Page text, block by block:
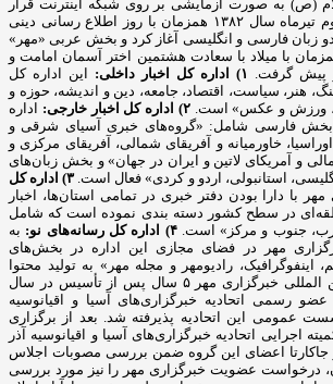
(ص) به صورت آزمایشی بر روی شبکه اینترنت قرار
گرفت. این خبرگزاری سوم تیرماه سال ۱۳۸۲ همزمان با روز اطلاع رسانی دینی
زبان فارسی و انگلیسی آغاز کرد و بخش عربی «مهر»
با میلاد با سعادت هشتمین اختر آسمان امامت و
پیش گرفت.
۱) اداره کل اخبار داخلی:
این اداره کل
هنر، سیاست، اقتصاد، جامعه، دین و اندیشه، حوزه و
ورزش و عکس» است.۲) اداره کل اخبار خارجی:
اداره
بخش فارسی شامل: «گروه‌های خبری آسیای شرقی و
خاورمیانه و آفریقای شمالی، آفریقای مرکزی و
و آمریکای لاتین و ایران در جهان» و بخش زبان‌های
استانبولی، اردو و کردی» فعال است. ۳) اداره کل
مهر با دارا بودن دفتر خبری در تمامی استان‌ها، اخبار
۵ گروه منطقه‌ای در سطح کشور دسته بندی نموده است که شامل
جنوب و مرکز» است.۴) اداره کل رسانه‌های نو:
به
مهر در فضای مجازی این اداره در بخش‌های
اینفوگرافیک، رادیومهر و مجله مهر» به تولید محتوا
می‌پردازد. فعالیت‌های بین المللی خبرگزاری مهر ۵ سال پس از تأسیس در سال
عضو رسمی اتحادیه خبرگزاری‌های آسیا و اقیانوسیه
عمومی این اتحادیه پذیرفته شد. بعد از برگزاری
اجرایی اتحادیه خبرگزاری‌های آسیا و اقیانوسیه آذر
۱۳۸۶ (۲۰۰۷) در جاکارتا اعضای این گروه ضمن بررسی مصوبات اجلاس
(۲۰۰۶) تهران، درخواست عضویت خبرگزاری مهر را نیز مورد بررسی